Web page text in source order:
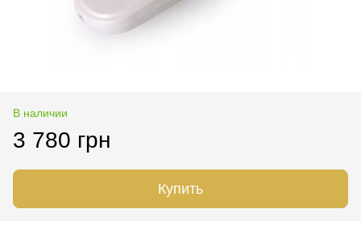
В наличии
3 780 грн
Купить